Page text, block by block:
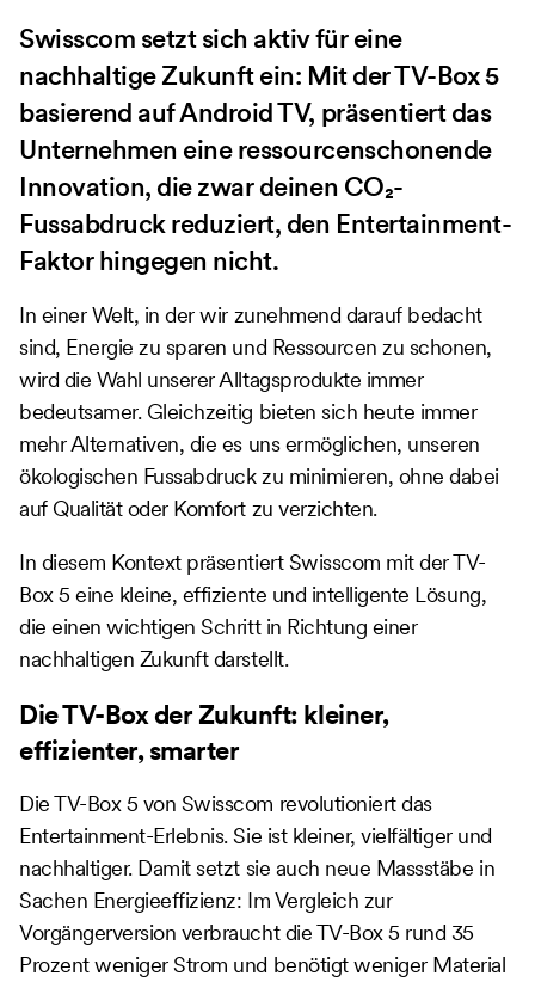
Swisscom setzt sich aktiv für eine
nachhaltige Zukunft ein: Mit der TV-Box 5
basierend auf Android TV, präsentiert das
Unternehmen eine ressourcenschonende
Innovation, die zwar deinen CO₂-
Fussabdruck reduziert, den Entertainment-
Faktor hingegen nicht.
In einer Welt, in der wir zunehmend darauf bedacht
sind, Energie zu sparen und Ressourcen zu schonen,
wird die Wahl unserer Alltagsprodukte immer
bedeutsamer. Gleichzeitig bieten sich heute immer
mehr Alternativen, die es uns ermöglichen, unseren
ökologischen Fussabdruck zu minimieren, ohne dabei
auf Qualität oder Komfort zu verzichten.
In diesem Kontext präsentiert Swisscom mit der TV-
Box 5 eine kleine, effiziente und intelligente Lösung,
die einen wichtigen Schritt in Richtung einer
nachhaltigen Zukunft darstellt.
Die TV-Box der Zukunft: kleiner,
effizienter, smarter
Die TV-Box 5 von Swisscom revolutioniert das
Entertainment-Erlebnis. Sie ist kleiner, vielfältiger und
nachhaltiger. Damit setzt sie auch neue Massstäbe in
Sachen Energieeffizienz: Im Vergleich zur
Vorgängerversion verbraucht die TV-Box 5 rund 35
Prozent weniger Strom und benötigt weniger Material